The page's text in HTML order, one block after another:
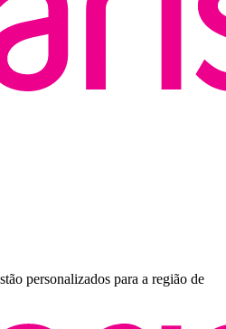
personalizados para a região de